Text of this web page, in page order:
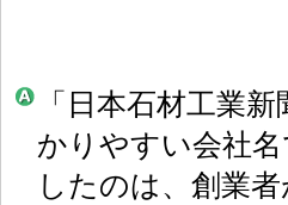
「日本石材工業
かりやすい会社
したのは、創業